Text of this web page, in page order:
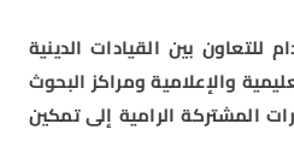
للتعاون بين القيادات الدينية
والإعلامية ومراكز البحوث
المشتركة الرامية إلى تمكين